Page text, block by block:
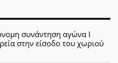
συνάντηση αγώνα Ι
στην είσοδο του χωριού